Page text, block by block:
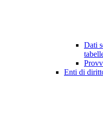
Dati
Enti di